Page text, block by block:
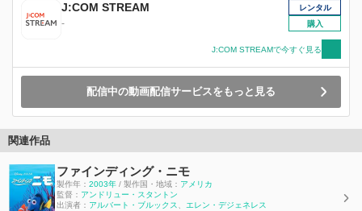
J:COM STREAM
-
レンタル
購入
J:COM STREAMで今すぐ見る
配信中の動画配信サービスをもっと見る
関連作品
ファインディング・ニモ
製作年： 2003年 / 製作国・地域： アメリカ
監督： アンドリュー・スタントン
出演者： アルバート・ブルックス、 エレン・デジェネレス